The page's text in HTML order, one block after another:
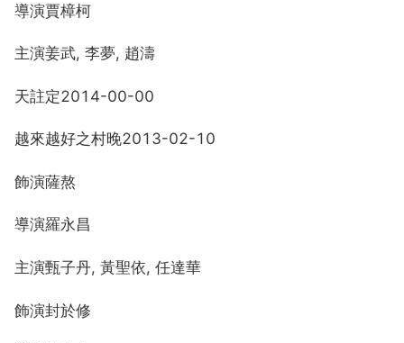
導演賈樟柯
主演姜武, 李夢, 趙濤
天註定2014-00-00
越來越好之村晚2013-02-10
飾演薩熬
導演羅永昌
主演甄子丹, 黃聖依, 任達華
飾演封於修